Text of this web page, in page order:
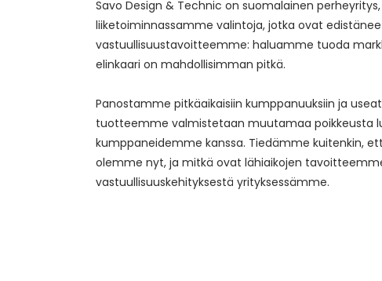
Savo Design & Technic on suomalainen
liiketoiminnassamme valintoja, jotka ovat
vastuullisuustavoitteemme: haluamme tuoda
elinkaari on mahdollisimman pitkä.
Panostamme pitkäaikaisiin kumppanuuksiin ja
tuotteemme valmistetaan muutamaa poikkeusta
kumppaneidemme kanssa. Tiedämme kuitenkin,
olemme nyt, ja mitkä ovat lähiaikojen
vastuullisuuskehityksestä yrityksessämme.